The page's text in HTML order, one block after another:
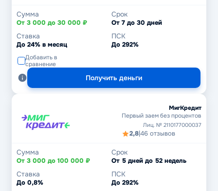
Сумма
От 3 000 до 30 000 ₽
Срок
От 7 до 30 дней
Ставка
До 24% в месяц
ПСК
До 292%
Добавить в
сравнение
Получить деньги
МигКредит
Первый заем без процентов
Лиц. № 2110177000037
2,8|46 отзывов
Сумма
От 3 000 до 100 000 ₽
Срок
От 5 дней до 52 недель
Ставка
До 0,8%
ПСК
До 292%